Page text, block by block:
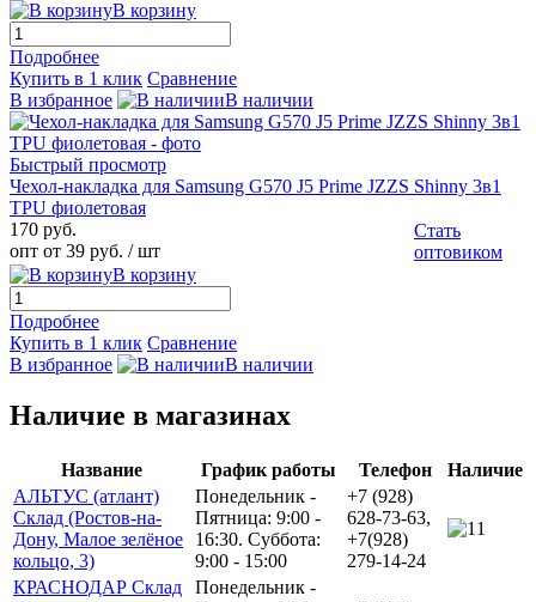
В корзину
Подробнее
Купить в 1 клик Сравнение
В избранное
В наличии
Быстрый просмотр
Чехол-накладка для Samsung G570 J5 Prime JZZS Shinny 3в1
TPU фиолетовая
170 руб.
опт от 39 руб. / шт
Стать
оптовиком
В корзину
Подробнее
Купить в 1 клик Сравнение
В избранное
В наличии
Наличие в магазинах
Название График работы Телефон
Наличие
АЛЬТУС (атлант)
Склад (Ростов-на-
Дону, Малое зелёное
кольцо, 3)
Понедельник -
Пятница: 9:00 -
16:30. Суббота:
9:00 - 15:00
+7 (928)
628-73-63,
+7(928)
279-14-24
1
КРАСНОДАР Склад
Понедельник -